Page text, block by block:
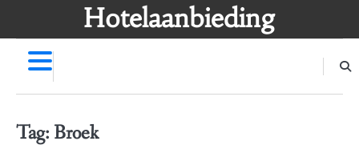
Hotelaanbieding
Tag: Broek